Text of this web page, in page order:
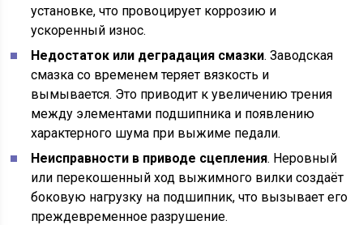
установке, что провоцирует коррозию и
ускоренный износ.
Недостаток или деградация смазки. Заводская
смазка со временем теряет вязкость и
вымывается. Это приводит к увеличению трения
между элементами подшипника и появлению
характерного шума при выжиме педали.
Неисправности в приводе сцепления. Неровный
или перекошенный ход выжимного вилки создаёт
боковую нагрузку на подшипник, что вызывает его
преждевременное разрушение.